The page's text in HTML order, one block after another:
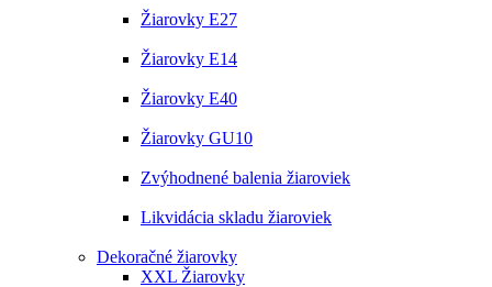
Žiarovky E27
Žiarovky E14
Žiarovky E40
Žiarovky GU10
Zvýhodnené balenia žiaroviek
Likvidácia skladu žiaroviek
Dekoračné žiarovky
XXL Žiarovky